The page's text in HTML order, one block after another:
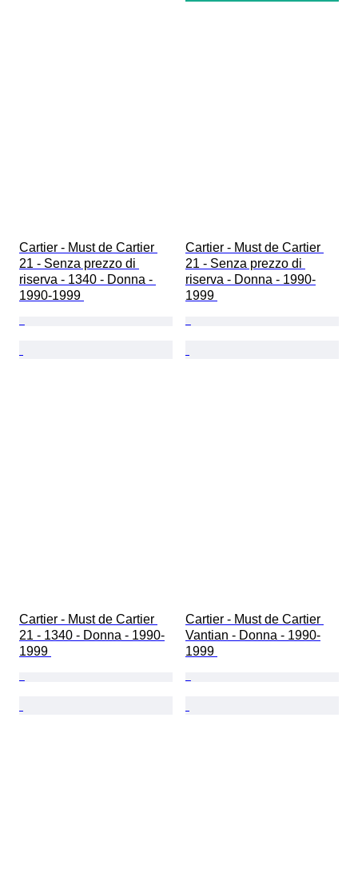
Cartier - Must de Cartier
21 - Senza prezzo di
riserva - 1340 - Donna -
1990-1999
Cartier - Must de Cartier
21 - Senza prezzo di
riserva - Donna - 1990-
1999
Cartier - Must de Cartier
21 - 1340 - Donna - 1990-
1999
Cartier - Must de Cartier
Vantian - Donna - 1990-
1999